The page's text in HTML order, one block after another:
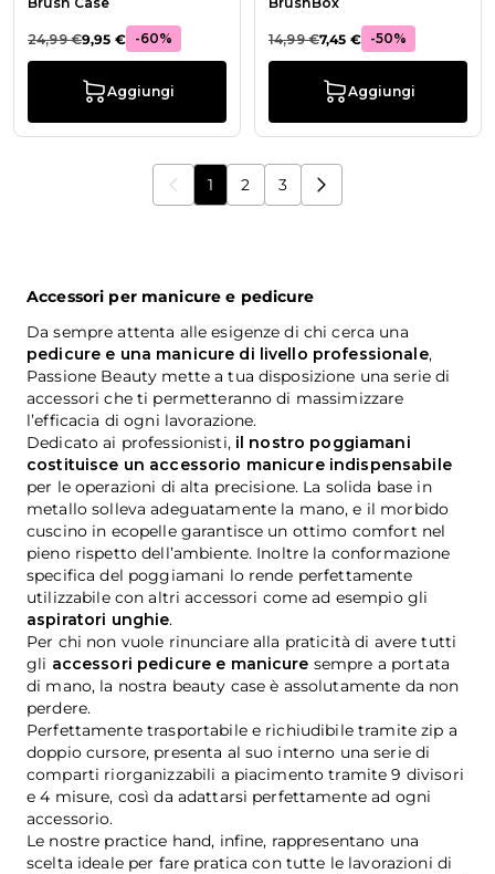
24,99 €9,95 € -60%
Aggiungi
14,99 €7,45 € -50%
Aggiungi
Stai leggendo la pagina
1 Pagina
2 Pagina
3
Accessori per manicure e pedicure
Da sempre attenta alle esigenze di chi cerca una
pedicure e una manicure di livello professionale,
Passione Beauty mette a tua disposizione una serie di
accessori che ti permetteranno di massimizzare
l’efficacia di ogni lavorazione.
Dedicato ai professionisti, il nostro poggiamani
costituisce un accessorio manicure indispensabile
per le operazioni di alta precisione. La solida base in
metallo solleva adeguatamente la mano, e il morbido
cuscino in ecopelle garantisce un ottimo comfort nel
pieno rispetto dell’ambiente. Inoltre la conformazione
specifica del poggiamani lo rende perfettamente
utilizzabile con altri accessori come ad esempio gli
aspiratori unghie.
Per chi non vuole rinunciare alla praticità di avere tutti
gli accessori pedicure e manicure sempre a portata
di mano, la nostra beauty case è assolutamente da non
perdere.
Perfettamente trasportabile e richiudibile tramite zip a
doppio cursore, presenta al suo interno una serie di
comparti riorganizzabili a piacimento tramite 9 divisori
e 4 misure, così da adattarsi perfettamente ad ogni
accessorio.
Le nostre practice hand, infine, rappresentano una
scelta ideale per fare pratica con tutte le lavorazioni di